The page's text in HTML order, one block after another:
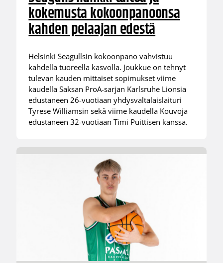
kokemusta kokoonpanoonsa
kahden pelaajan edestä
Helsinki Seagullsin kokoonpano vahvistuu
kahdella tuoreella kasvolla. Joukkue on tehnyt
tulevan kauden mittaiset sopimukset viime
kaudella Saksan ProA-sarjan Karlsruhe Lionsia
edustaneen 26-vuotiaan yhdysvaltalaislaituri
Tyrese Williamsin sekä viime kaudella Kouvoja
edustaneen 32-vuotiaan Timi Puittisen kanssa.